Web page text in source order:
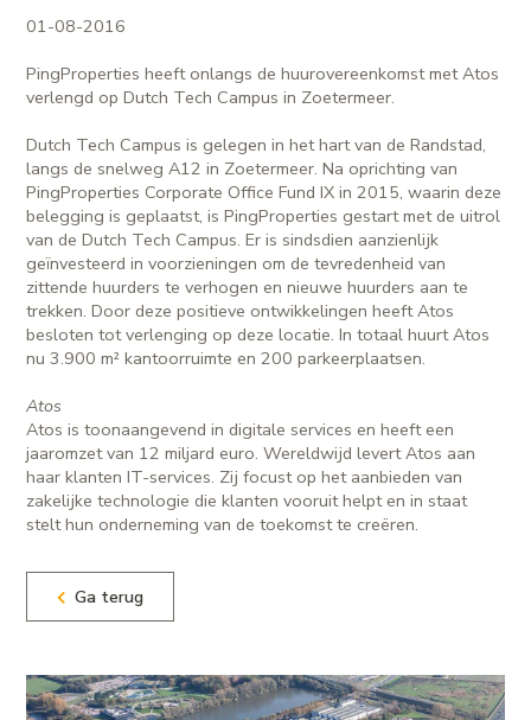
01-08-2016
PingProperties heeft onlangs de huurovereenkomst met Atos
verlengd op Dutch Tech Campus in Zoetermeer.
Dutch Tech Campus is gelegen in het hart van de Randstad,
langs de snelweg A12 in Zoetermeer. Na oprichting van
PingProperties Corporate Office Fund IX in 2015, waarin deze
belegging is geplaatst, is PingProperties gestart met de uitrol
van de Dutch Tech Campus. Er is sindsdien aanzienlijk
geïnvesteerd in voorzieningen om de tevredenheid van
zittende huurders te verhogen en nieuwe huurders aan te
trekken. Door deze positieve ontwikkelingen heeft Atos
besloten tot verlenging op deze locatie. In totaal huurt Atos
nu 3.900 m² kantoorruimte en 200 parkeerplaatsen.
Atos
Atos is toonaangevend in digitale services en heeft een
jaaromzet van 12 miljard euro. Wereldwijd levert Atos aan
haar klanten IT-services. Zij focust op het aanbieden van
zakelijke technologie die klanten vooruit helpt en in staat
stelt hun onderneming van de toekomst te creëren.
Ga terug